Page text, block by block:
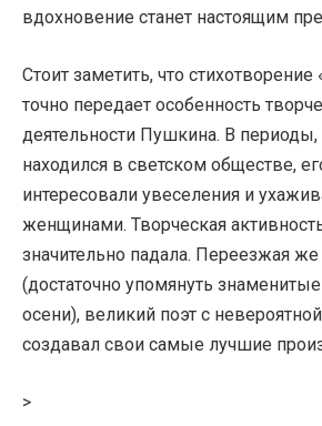
вдохновение станет настоящим
Стоит заметить, что стихотворение
точно передает особенность
деятельности Пушкина. В периоды,
находился в светском обществе,
интересовали увеселения и
женщинами. Творческая
значительно падала. Переезжая
(достаточно упомянуть
осени), великий поэт с
создавал свои самые лучшие
>